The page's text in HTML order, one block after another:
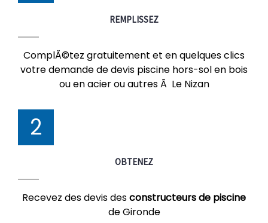
REMPLISSEZ
ComplÃ©tez gratuitement et en quelques clics
votre demande de devis piscine hors-sol en bois
ou en acier ou autres Ã Le Nizan
2
OBTENEZ
Recevez des devis desconstructeurs de piscine
de Gironde